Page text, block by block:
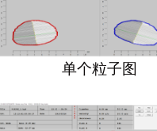
单个粒子图